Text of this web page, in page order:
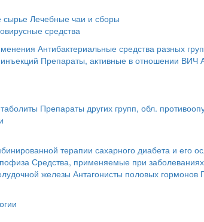
сырье Лечебные чаи и сборы
средства
Антибактериальные средства разных
Препараты, активные в отношении ВИЧ
Препараты других групп, обл.
терапии сахарного диабета и его
Средства, применяемые при
железы Антагонисты половых гормонов